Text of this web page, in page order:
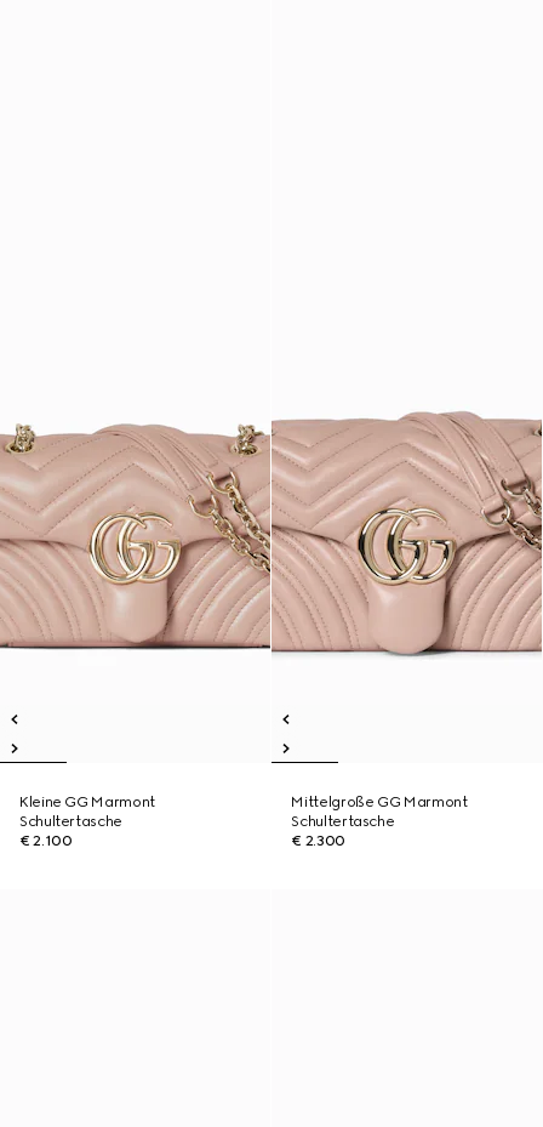
Kleine GG Marmont
Schultertasche
€ 2.100
Mittelgroße GG Marmont
Schultertasche
€ 2.300